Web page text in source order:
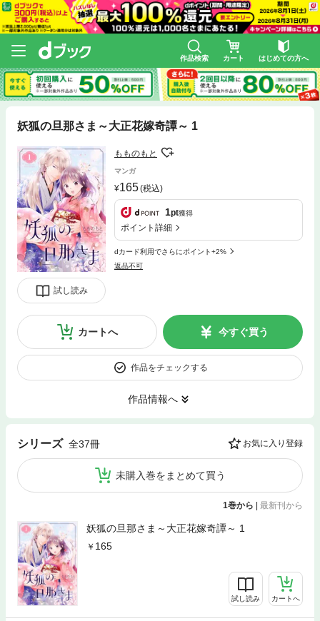
作品検索 カート はじめての方へ
妖狐の旦那さま～大正花嫁奇譚～ 1
試し読み
もものもと
マンガ
165(税込)
1pt獲得
ポイント詳細
dカード利用でさらにポイント+2%
返品不可
カートへ 今すぐ買う
作品をチェックする
作品情報へ
シリーズ 全37冊 お気に入り登録
未購入巻をまとめて買う
1巻から | 最新刊から
妖狐の旦那さま～大正花嫁奇譚～ 1
165
試し読み カートへ